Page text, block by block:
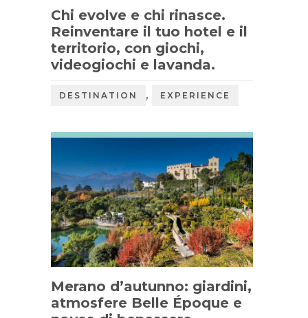
Chi evolve e chi rinasce.
Reinventare il tuo hotel e il
territorio, con giochi,
videogiochi e lavanda.
DESTINATION , EXPERIENCE
Merano d’autunno: giardini,
atmosfere Belle Époque e